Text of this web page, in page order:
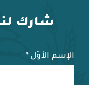
شارك
الإسم الأوّل *